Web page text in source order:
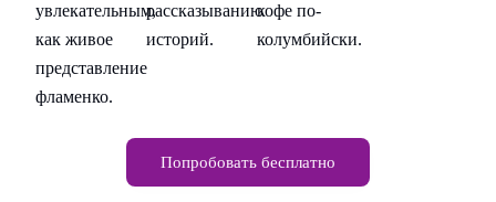
увлекательным,
как живое
представление
фламенко.
рассказыванию
историй.
кофе по-
колумбийски.
Попробовать бесплатно